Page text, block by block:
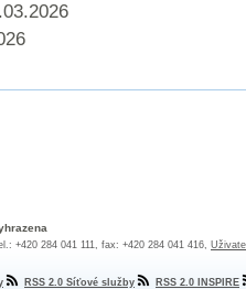
+420 284 041 111, fax: +420 284 041 416,
RSS 2.0 Síťové služby RSS 2.0 INSPIRE